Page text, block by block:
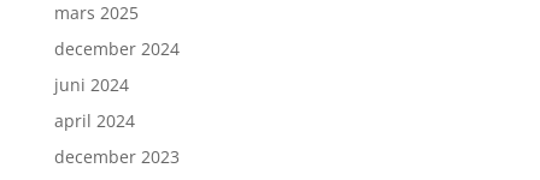
mars 2025
december 2024
juni 2024
april 2024
december 2023